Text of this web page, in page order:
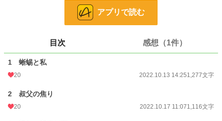
38,704 位 / 228,921 件
16,789 位 / 66,392 件
お気に入り 194
24h.ポイント
文字数 12,026
アプリで読む
目次 感想（1件）
1 蜥蜴と私
20 2022.10.13 14:251,277文字
2 叔父の焦り
20 2022.10.17 11:071,116文字